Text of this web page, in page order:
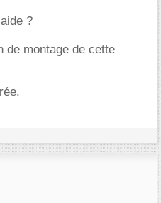
?
de montage de cette